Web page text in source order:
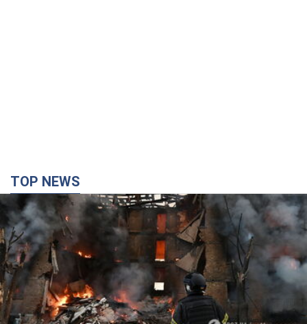
Україні: що буде далі? Інтерв’ю з Шарпом
У липні країна-агресорка встановила "рекорд" за кількістю
балістичних ракет, запущених по Україні
5 годин тому
У Єкатеринбурзі атаковано склад Wildberries: є
влучання, піднявся дим. Фото і відео
Не допомогла росіянам навіть робота ППО